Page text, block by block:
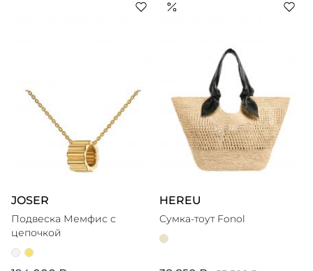
JOSER
Подвеска Мемфис c
цепочкой
HEREU
Сумка-тоут Fonol